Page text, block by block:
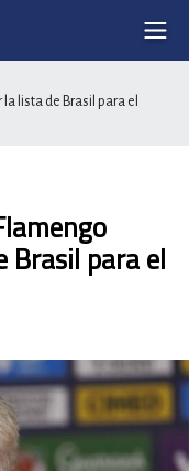
lista de Brasil para el
Brasil para el